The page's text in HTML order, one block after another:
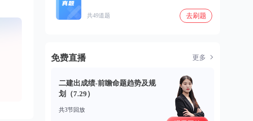
共49道题 去刷题
免费直播 更多
二建出成绩-前瞻命题趋势及规
划（7.29）
共3节回放